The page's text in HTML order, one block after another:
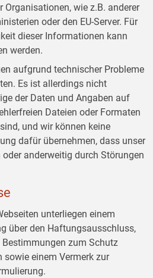
wie z.B. anderer
oder den EU-Server. Für
dieser Informationen kann
werden.
aufgrund technischer Probleme
Es ist allerdings nicht
der Daten und Angaben auf
Dateien oder Formaten
und wir können keine
dafür übernehmen, dass unser
anderweitig durch Störungen
unterliegen einem
über den Haftungsausschluss,
Bestimmungen zum Schutz
sowie einem Vermerk zur